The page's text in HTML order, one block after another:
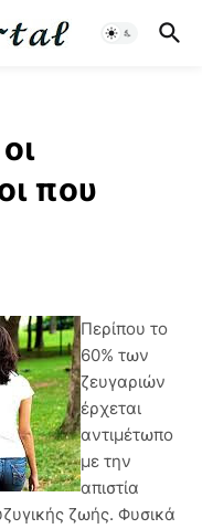
που
Περίπου το
60% των
ζευγαριών
έρχεται
αντιμέτωπο
με την
απιστία
ζωής. Φυσικά